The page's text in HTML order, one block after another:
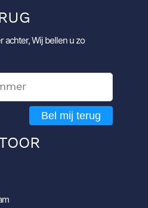
achter, Wij bellen u zo
Bel mij terug